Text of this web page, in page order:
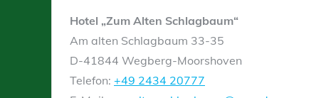
Hotel „Zum Alten Schlagbaum“
Am alten Schlagbaum 33-35
D-41844 Wegberg-Moorshoven
Telefon: +49 2434 20777